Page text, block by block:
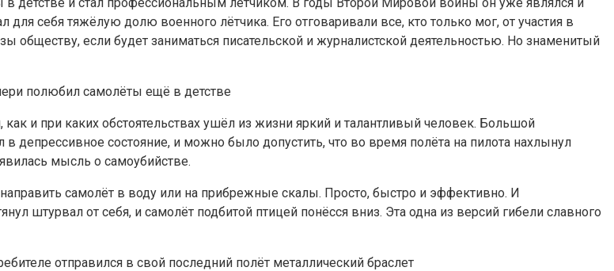
себя тяжёлую долю военного лётчика. Его отговаривали все, кто только мог, от участия в
обществу, если будет заниматься писательской и журналистской деятельностью. Но знаменитый
полюбил самолёты ещё в детстве
и при каких обстоятельствах ушёл из жизни яркий и талантливый человек. Большой
депрессивное состояние, и можно было допустить, что во время полёта на пилота нахлынул
мысль о самоубийстве.
самолёт в воду или на прибрежные скалы. Просто, быстро и эффективно. И
штурвал от себя, и самолёт подбитой птицей понёсся вниз. Эта одна из версий гибели славного
отправился в свой последний полёт металлический браслет